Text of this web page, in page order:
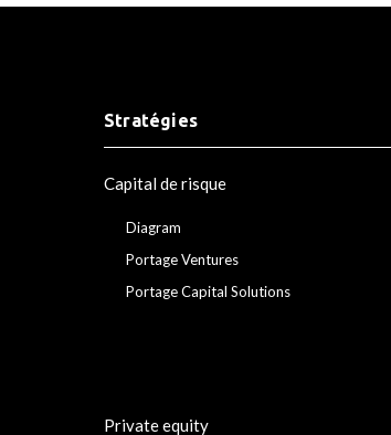
Stratégies
Capital de risque
Diagram
Portage Ventures
Portage Capital Solutions
Private equity